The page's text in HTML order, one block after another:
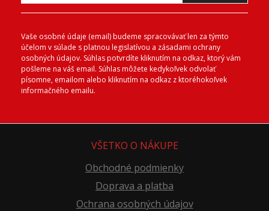
Vaše osobné údaje (email) budeme spracovávať len za týmto
účelom v súlade s platnou legislatívou a zásadami ochrany
osobných údajov. Súhlas potvrdíte kliknutím na odkaz, ktorý vám
pošleme na váš email. Súhlas môžete kedykoľvek odvolať
písomne, emailom alebo kliknutím na odkaz z ktoréhokoľvek
informačného emailu.
VŠETKO O NÁKUPE
Obchodné podmienky
Doprava a platba
Ochrana osobných údajov